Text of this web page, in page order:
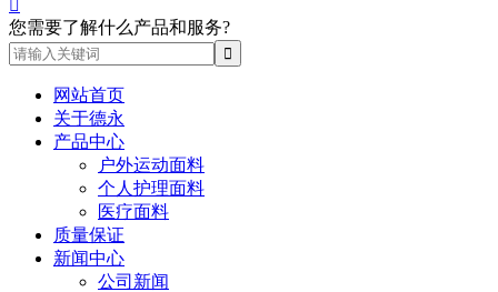

您需要了解什么产品和服务?
网站首页
关于德永
产品中心
户外运动面料
个人护理面料
医疗面料
质量保证
新闻中心
公司新闻